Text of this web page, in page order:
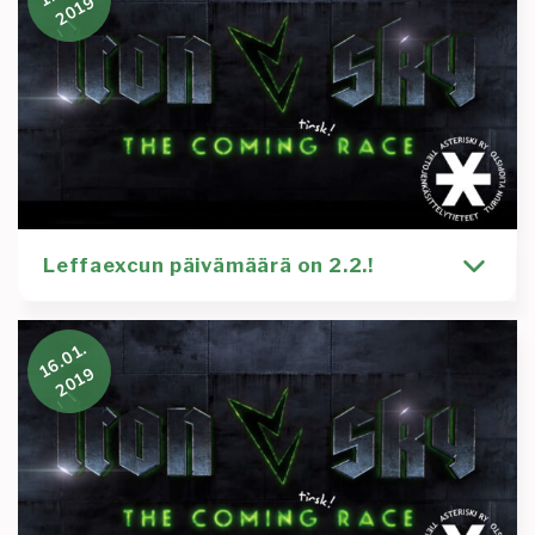
leffaexcu
Kirjoittaja
Roosa Virta
Tapahtuma
Diana
elokuva iron sky Kino Diana
kulttuuri leffa leffaexcu
Lue lisää
:
Muistutus:
Leffaexcu
Sky:
coming
race
2.2
2019
Leffaexcun päivämäärä on 2.2.!
Edelliseen viestiin oli eksynyt pieni virhe, eli
leffaexcun päivämäärä on lauantaina 2.2.!
Ilmoittautuminen aukeaa huomenna
Kirjoittaja
Milja Lempinen
Tapahtuma
Tiedotus
iron sky Kino Diana
kulttuuri
leffaexcu
16.01.
2019